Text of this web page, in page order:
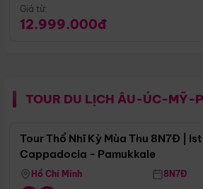
Giá từ:
12.999.000đ
TOUR DU LỊCH ÂU-ÚC-MỸ-
Tour Thổ Nhĩ Kỳ Mùa Thu 8N7Đ |
Cappadocia - Pamukkale
Hồ Chí Minh 8N7Đ